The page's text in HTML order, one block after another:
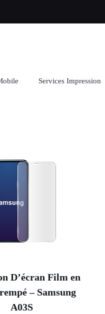
Services Impression
D’écran Film en
– Samsung
A03S